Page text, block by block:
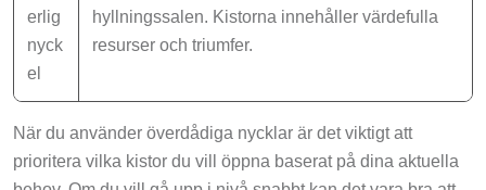
erlig
nyck
el
hyllningssalen. Kistorna innehåller värdefulla
resurser och triumfer.
När du använder överdådiga nycklar är det viktigt att
prioritera vilka kistor du vill öppna baserat på dina aktuella
behov. Om du vill gå upp i nivå snabbt kan det vara bra att